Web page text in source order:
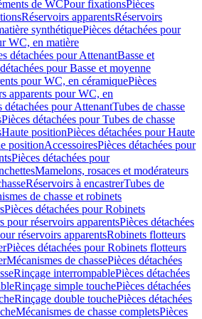
de WCPour fixationsPièces
Réservoirs apparentsRéservoirs
synthétiquePièces détachées pour
WC, en matière
détachées pour AttenantBasse et
pour Basse et moyenne
pour WC, en céramiquePièces
apparents pour WC, en
détachées pour AttenantTubes de chasse
Pièces détachées pour Tubes de chasse
Haute positionPièces détachées pour Haute
positionAccessoiresPièces détachées pour
Pièces détachées pour
Mamelons, rosaces et modérateurs
Réservoirs à encastrerTubes de
de chasse et robinets
Pièces détachées pour Robinets
pour réservoirs apparentsPièces détachées
réservoirs apparentsRobinets flotteurs
Pièces détachées pour Robinets flotteurs
Mécanismes de chassePièces détachées
Rinçage interrompablePièces détachées
Rinçage simple touchePièces détachées
Rinçage double touchePièces détachées
Mécanismes de chasse completsPièces